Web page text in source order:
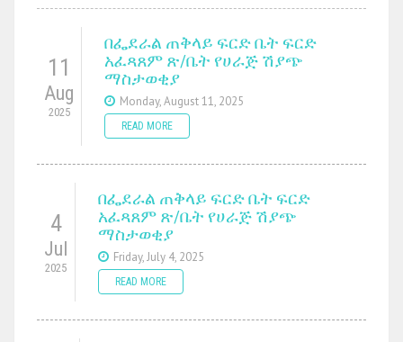
11
Aug
2025
በፌደራል ጠቅላይ ፍርድ ቤት ፍርድ
አፈጻጸም ጽ/ቤት የሀራጅ ሽያጭ
ማስታወቂያ
Monday, August 11, 2025
READ MORE
4
Jul
2025
በፌደራል ጠቅላይ ፍርድ ቤት ፍርድ
አፈጻጸም ጽ/ቤት የሀራጅ ሽያጭ
ማስታወቂያ
Friday, July 4, 2025
READ MORE